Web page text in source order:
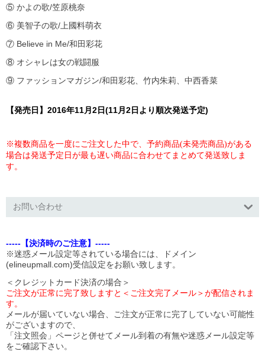
⑤ かよの歌/笠原桃奈
⑥ 美智子の歌/上國料萌衣
⑦ Believe in Me/和田彩花
⑧ オシャレは女の戦闘服
⑨ ファッションマガジン/和田彩花、竹内朱莉、中西香菜
【発売日】2016年11月2日(11月2日より順次発送予定)
※複数商品を一度にご注文した中で、予約商品(未発売商品)がある
場合は発送予定日が最も遅い商品に合わせてまとめて発送致しま
す。
お問い合わせ
-----【決済時のご注意】-----
※迷惑メール設定等されている場合には、ドメイン
(elineupmall.com)受信設定をお願い致します。
＜クレジットカード決済の場合＞
ご注文が正常に完了致しますと＜ご注文完了メール＞が配信されま
す。
メールが届いていない場合、ご注文が正常に完了していない可能性
がございますので、
「注文照会」ページと併せてメール到着の有無や迷惑メール設定等
をご確認下さい。